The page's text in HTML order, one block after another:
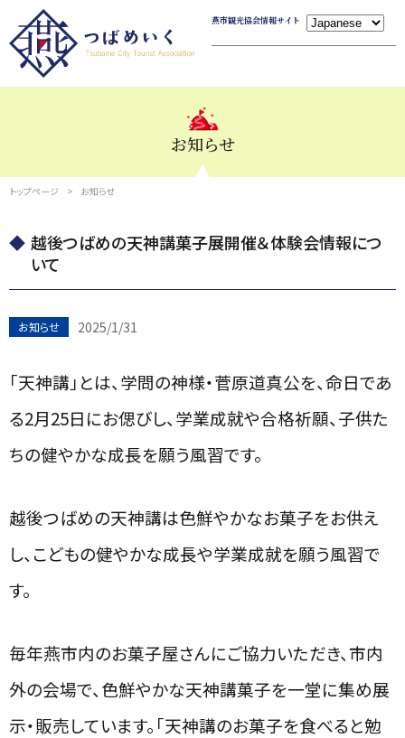
燕市観光協会情報サイト
お知らせ
トップページ お知らせ
越後つばめの天神講菓子展開催＆体験会情報につ
いて
お知らせ 2025/1/31
「天神講」とは、学問の神様・菅原道真公を、命日であ
る2月25日にお偲びし、学業成就や合格祈願、子供た
ちの健やかな成長を願う風習です。
越後つばめの天神講は色鮮やかなお菓子をお供え
し、こどもの健やかな成長や学業成就を願う風習で
す。
毎年燕市内のお菓子屋さんにご協力いただき、市内
外の会場で、色鮮やかな天神講菓子を一堂に集め展
示・販売しています。「天神講のお菓子を食べると勉